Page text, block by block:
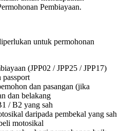
Pembiayaan.
untuk permohonan
(JPP02 / JPP25 / JPP17)
passport
dan pasangan (jika
dan belakang
/ B2 yang sah
daripada pembekal yang sah
motosikal